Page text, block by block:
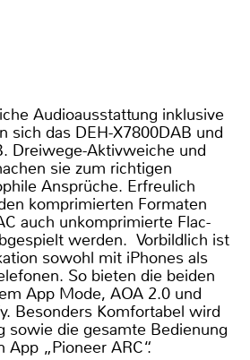
Audioausstattung inklusive
sich das DEH-X7800DAB und
Dreiwege-Aktivweiche und
sie zum richtigen
Ansprüche. Erfreulich
komprimierten Formaten
auch unkomprimierte Flac-
werden. Vorbildlich ist
sowohl mit iPhones als
So bieten die beiden
App Mode, AOA 2.0 und
Besonders Komfortabel wird
sowie die gesamte Bedienung
„Pioneer ARC“.